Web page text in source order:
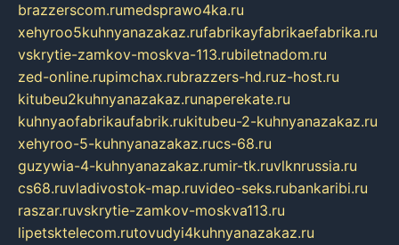
brazzerscom.rumedsprawo4ka.ru
xehyroo5kuhnyanazakaz.rufabrikayfabrikaefabrika.ru
vskrytie-zamkov-moskva-113.rubiletnadom.ru
zed-online.rupimchax.rubrazzers-hd.ruz-host.ru
kitubeu2kuhnyanazakaz.runaperekate.ru
kuhnyaofabrikaufabrik.rukitubeu-2-kuhnyanazakaz.ru
xehyroo-5-kuhnyanazakaz.rucs-68.ru
guzywia-4-kuhnyanazakaz.rumir-tk.ruvlknrussia.ru
cs68.ruvladivostok-map.ruvideo-seks.rubankaribi.ru
raszar.ruvskrytie-zamkov-moskva113.ru
lipetsktelecom.rutovudyi4kuhnyanazakaz.ru